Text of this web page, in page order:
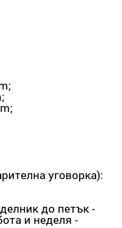
;
;
;
уговорка):
до петък -
и неделя -